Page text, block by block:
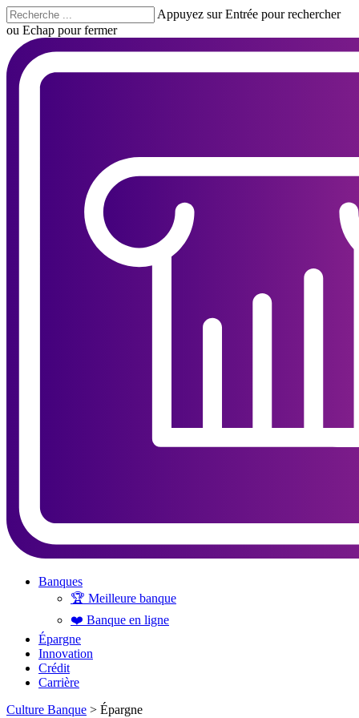
Skip
to
main
content
Appuyez sur Entrée pour rechercher
ou Echap pour fermer
Fermer
la
recherche
Menu
Banques
🏆 Meilleure banque
❤️ Banque en ligne
Épargne
Innovation
Crédit
Carrière
Culture Banque > Épargne